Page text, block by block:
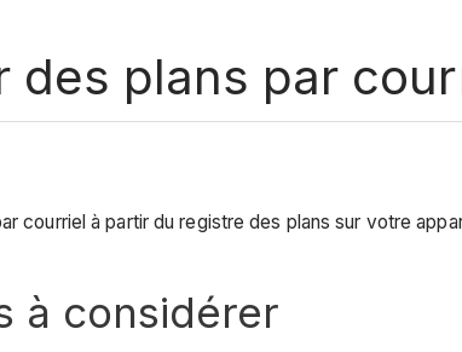
des plans par
courriel à partir du registre des plans sur votre
à considérer